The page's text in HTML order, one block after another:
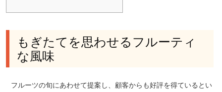
もぎたてを思わせるフルーティ
な風味
フルーツの旬にあわせて提案し、顧客からも好評を得ているとい